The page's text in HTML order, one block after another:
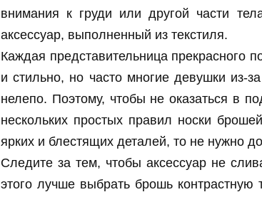
внимания к груди или другой части
аксессуар, выполненный из текстиля.
Каждая представительница прекрасного
и стильно, но часто многие девушки из-
нелепо. Поэтому, чтобы не оказаться в
нескольких простых правил носки
ярких и блестящих деталей, то не нужно
Следите за тем, чтобы аксессуар не
этого лучше выбрать брошь